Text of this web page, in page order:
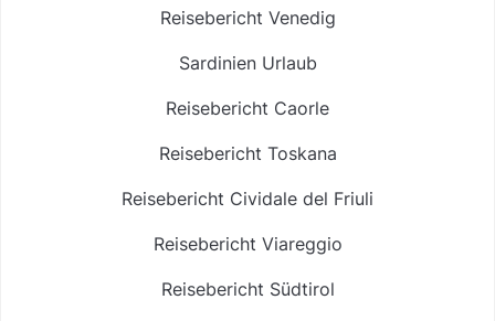
Reisebericht Venedig
Sardinien Urlaub
Reisebericht Caorle
Reisebericht Toskana
Reisebericht Cividale del Friuli
Reisebericht Viareggio
Reisebericht Südtirol